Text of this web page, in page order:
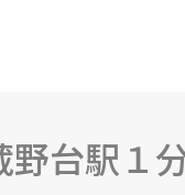
台駅１